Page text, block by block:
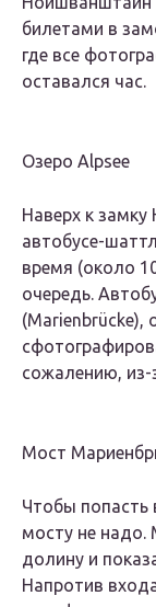
билетами в
где все
оставался час.
Озеро Alpsee
Наверх к
автобусе-
время (около
очередь.
(Marienbrücke),
сожалению, из-
Мост
Чтобы
мосту не
долину и
Напротив